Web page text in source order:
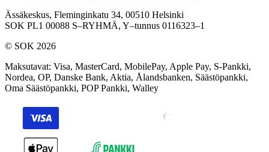
Ässäkeskus, Fleminginkatu 34, 00510 Helsinki
SOK PL1 00088 S–RYHMÄ, Y–tunnus 0116323–1
© SOK 2026
Maksutavat: Visa, MasterCard, MobilePay, Apple Pay, S-Pankki,
Nordea, OP, Danske Bank, Aktia, Ålandsbanken, Säästöpankki,
Oma Säästöpankki, POP Pankki, Walley